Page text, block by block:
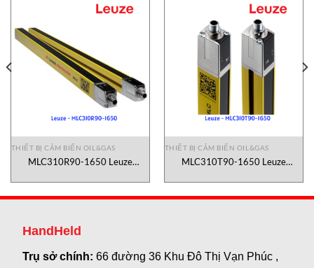
THIẾT BỊ CẢM BIẾN OIL&GAS
MLC310R90-1650 Leuze
THIẾT BỊ CẢM BIẾN OIL&GAS
MLC310T90-1650 Leuze
HandHeld
Trụ sở chính:66 đường 36 Khu Đô Thị Vạn Phúc ,